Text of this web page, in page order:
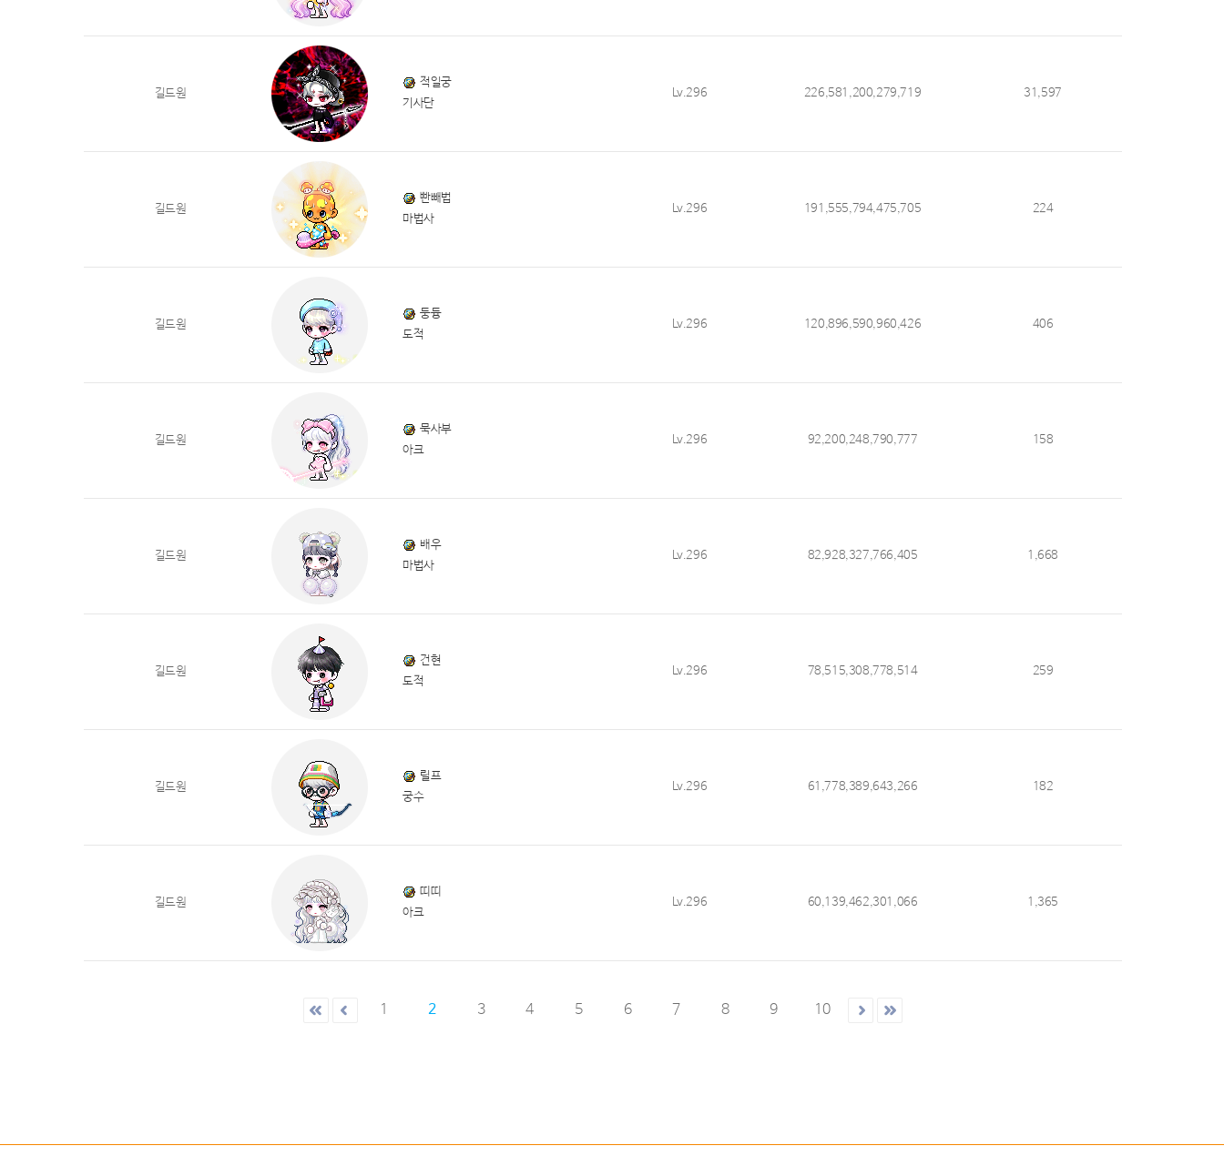
길드원
적일궁
기사단
Lv.296 226,581,200,279,719 31,597
길드원
빤빼법
마법사
Lv.296 191,555,794,475,705 224
길드원
둥듕
도적
Lv.296 120,896,590,960,426 406
길드원
묵사부
아크
Lv.296 92,200,248,790,777 158
길드원
배우
마법사
Lv.296 82,928,327,766,405 1,668
길드원
건현
도적
Lv.296 78,515,308,778,514 259
길드원
릴프
궁수
Lv.296 61,778,389,643,266 182
길드원
띠띠
아크
Lv.296 60,139,462,301,066 1,365
1 2 3 4 5 6 7 8 9 10